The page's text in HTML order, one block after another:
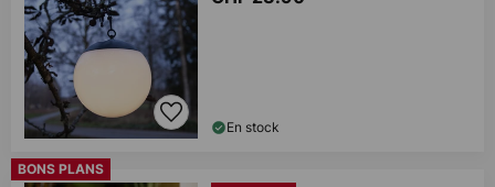
En stock
BONS PLANS